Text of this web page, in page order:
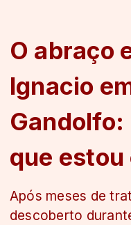
O abraço
Ignacio
Gandolfo:
que estou
Após meses de
descoberto